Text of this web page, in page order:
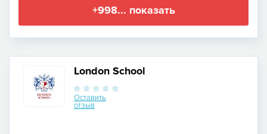
+998... показать
London School
Оставить
отзыв